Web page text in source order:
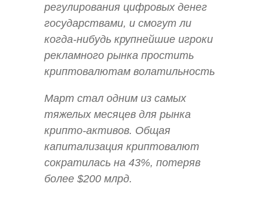
регулирования цифровых денег
государствами, и смогут ли
когда-нибудь крупнейшие игроки
рекламного рынка простить
криптовалютам волатильность
Март стал одним из самых
тяжелых месяцев для рынка
крипто-активов. Общая
капитализация криптовалют
сократилась на 43%, потеряв
более $200 млрд.